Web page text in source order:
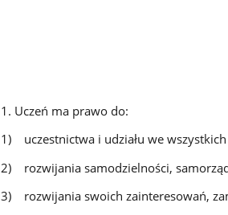
Prawa ucznia
§
1. Uczeń ma prawo do:
1) uczestnictwa i udziału we
2) rozwijania samodzielności,
3) rozwijania swoich zainteresowań,